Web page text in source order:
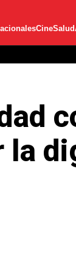
CineSalud
la